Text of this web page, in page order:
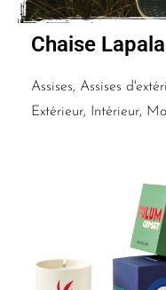
Chaise
Assises, Assises
Extérieur, Intérieur,